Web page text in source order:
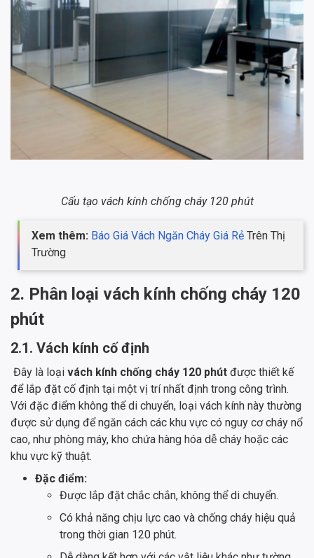
Cấu tạo vách kính chống cháy 120 phút
Xem thêm: Báo Giá Vách Ngăn Cháy Giá Rẻ Trên Thị
Trường
2. Phân loại vách kính chống cháy 120
phút
2.1. Vách kính cố định
Đây là loại vách kính chống cháy 120 phút được thiết kế
để lắp đặt cố định tại một vị trí nhất định trong công trình.
Với đặc điểm không thể di chuyển, loại vách kính này thường
được sử dụng để ngăn cách các khu vực có nguy cơ cháy nổ
cao, như phòng máy, kho chứa hàng hóa dễ cháy hoặc các
khu vực kỹ thuật.
Đặc điểm:
Được lắp đặt chắc chắn, không thể di chuyển.
Có khả năng chịu lực cao và chống cháy hiệu quả
trong thời gian 120 phút.